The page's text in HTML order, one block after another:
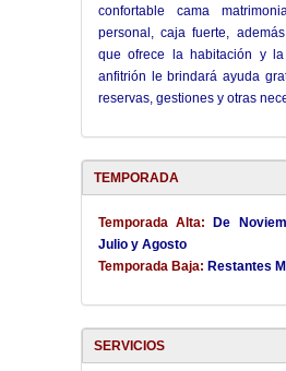
confortable cama
personal, caja fuerte,
que ofrece la habitación y
anfitrión le brindará ayuda
reservas, gestiones y otras
TEMPORADA
Temporada Alta:
De
Julio y Agosto
Temporada Baja: Restantes
SERVICIOS